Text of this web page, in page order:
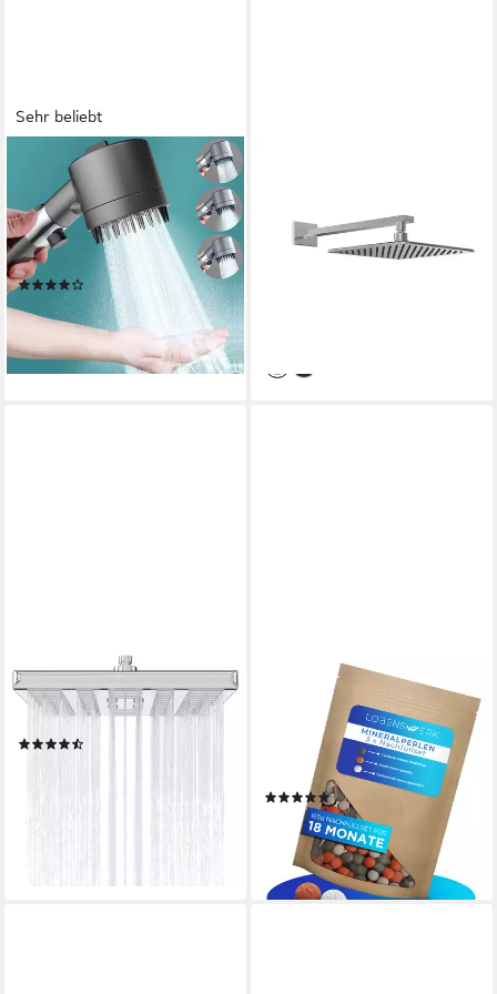
Sehr beliebt
ANYSUN
Regenduschkopf Massage
Spa Handbrause – 3 Modi,
Hochdruck, Filter, 3 Modi,
Wassersparen
(173)
32,99 €
lieferbar - in 3-4 Werktagen bei dir
Brausearm, Regendusche, in
Chrom und Schwarz matt
WELLGRO
Duschbrause Regendusche
ABS-Kunststoff
LOBENSWERK
Duschbrause Duschkopf mit
Boost-Funktion, mit
Mineralperlenfilter gegen Kalk
& Verunreinigungen
(5)
9,95 €
lieferbar - in 3-4 Werktagen bei dir